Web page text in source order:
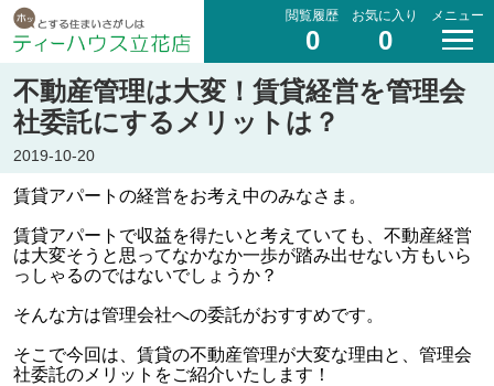
閲覧履歴
0
お気に入り
0
メニュー
不動産管理は大変！賃貸経営を管理会
社委託にするメリットは？
2019-10-20
賃貸アパートの経営をお考え中のみなさま。
賃貸アパートで収益を得たいと考えていても、不動産経営
は大変そうと思ってなかなか一歩が踏み出せない方もいら
っしゃるのではないでしょうか？
そんな方は管理会社への委託がおすすめです。
そこで今回は、賃貸の不動産管理が大変な理由と、管理会
社委託のメリットをご紹介いたします！